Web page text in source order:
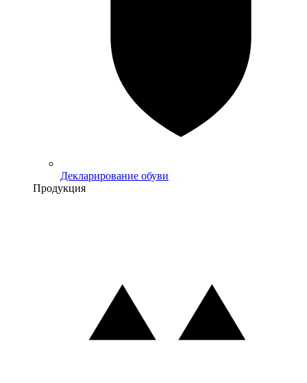
Декларирование обуви
Продукция